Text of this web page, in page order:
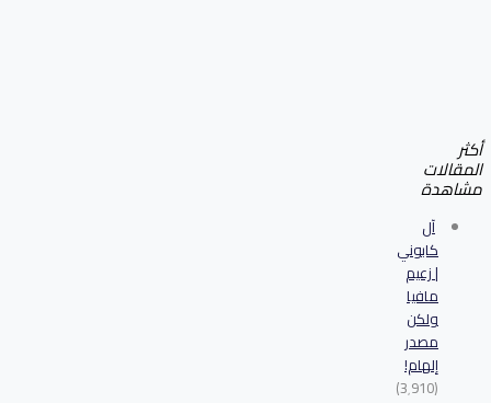
أكثر
المقالات
مشاهدة
آل
كابوني
| زعيم
مافيا
ولكن
مصدر
إلهام!
(3٬910)